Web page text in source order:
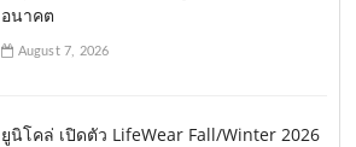
อนาคต
August 7, 2026
ยูนิโคล่ เปิดตัว LifeWear Fall/Winter 2026